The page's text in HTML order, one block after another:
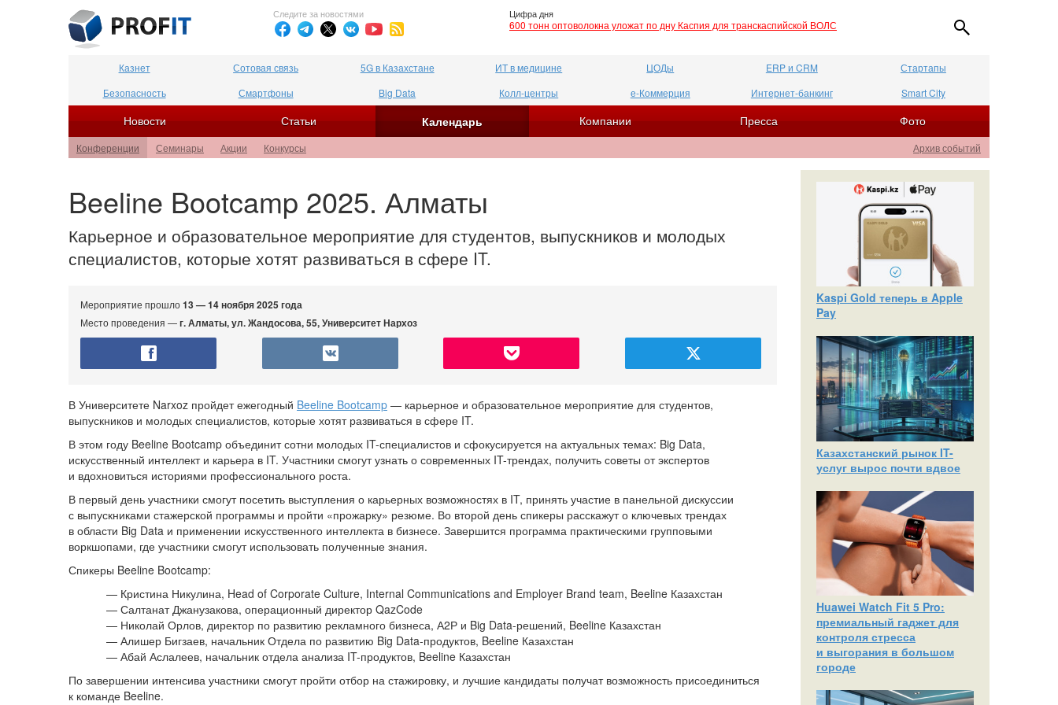
Следите за новостями Цифра дня
600 тонн оптоволокна уложат по дну Каспия для транскаспийской ВОЛС
Казнет Сотовая связь 5G в Казахстане ИТ в медицине ЦОДы ERP и CRM
Стартапы
Безопасность
Смартфоны Big Data Колл-центры е-Коммерция Интернет-банкинг Smart City
Новости Статьи Календарь Компании Пресса Фото
Конференции Семинары Акции Конкурсы Архив событий
Beeline Bootcamp 2025. Алматы
Карьерное и образовательное мероприятие для студентов, выпускников и молодых
специалистов, которые хотят развиваться в сфере IT.
Мероприятие прошло13 — 14 ноября 2025 года
Место проведения —г. Алматы, ул. Жандосова, 55, Университет Нархоз
В Университете Narxoz пройдет ежегодный Beeline Bootcamp — карьерное и образовательное мероприятие для студентов,
выпускников и молодых специалистов, которые хотят развиваться в сфере IT.
В этом году Beeline Bootcamp объединит сотни молодых IT-специалистов и сфокусируется на актуальных темах: Big Data,
искусственный интеллект и карьера в IT. Участники смогут узнать о современных IT-трендах, получить советы от экспертов
и вдохновиться историями профессионального роста.
В первый день участники смогут посетить выступления о карьерных возможностях в IT, принять участие в панельной дискуссии
с выпускниками стажерской программы и пройти «прожарку» резюме. Во второй день спикеры расскажут о ключевых трендах
в области Big Data и применении искусственного интеллекта в бизнесе. Завершится программа практическими групповыми
воркшопами, где участники смогут использовать полученные знания.
Спикеры Beeline Bootcamp:
— Кристина Никулина, Head of Corporate Culture, Internal Communications and Employer Brand team, Beeline Казахстан
— Салтанат Джанузакова, операционный директор QazCode
— Николай Орлов, директор по развитию рекламного бизнеса, А2Р и Big Data-решений, Beeline Казахстан
— Алишер Бигзаев, начальник Отдела по развитию Big Data-продуктов, Beeline Казахстан
— Абай Аслалеев, начальник отдела анализа IT-продуктов, Beeline Казахстан
По завершении интенсива участники смогут пройти отбор на стажировку, и лучшие кандидаты получат возможность присоединиться
к команде Beeline.
Kaspi Gold теперь в Apple
Pay
Казахстанский рынок IT-
услуг вырос почти вдвое
Huawei Watch Fit 5 Pro:
премиальный гаджет для
контроля стресса
и выгорания в большом
городе